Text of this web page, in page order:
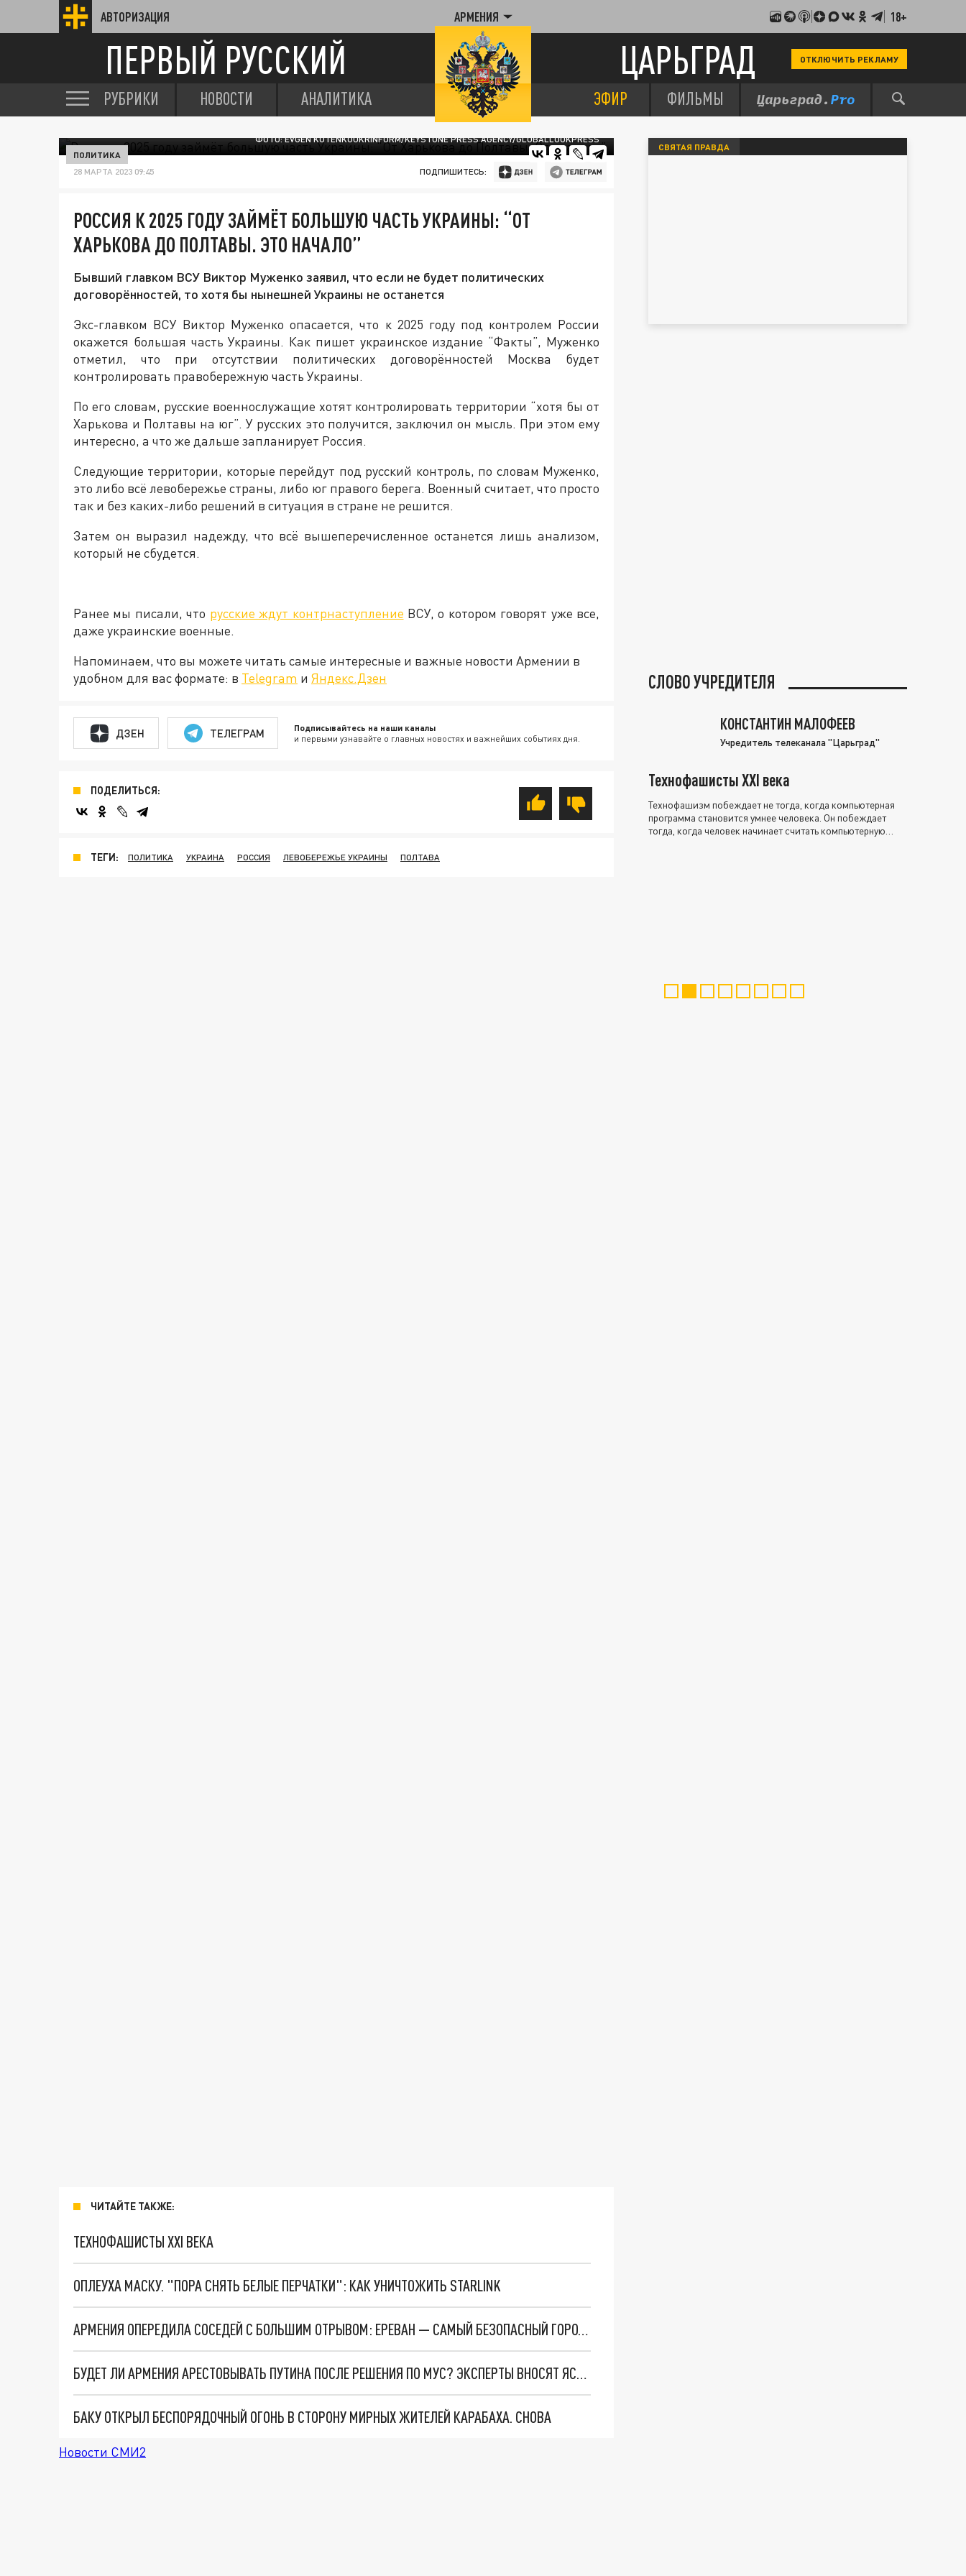
АВТОРИЗАЦИЯ АРМЕНИЯ 18+
ПЕРВЫЙ РУССКИЙ ЦАРЬГРАД ОТКЛЮЧИТЬ РЕКЛАМУ
РУБРИКИ НОВОСТИ АНАЛИТИКА ЭФИР ФИЛЬМЫ
ФОТО: EVGEN KOTENKOUKRINFORM/KEYSTONE PRESS AGENCY/GLOBALLOOKPRESS
ПОЛИТИКА
28 МАРТА 2023 09:45 ПОДПИШИТЕСЬ:
РОССИЯ К 2025 ГОДУ ЗАЙМЁТ БОЛЬШУЮ ЧАСТЬ УКРАИНЫ: “ОТ
ХАРЬКОВА ДО ПОЛТАВЫ. ЭТО НАЧАЛО”
Бывший главком ВСУ Виктор Муженко заявил, что если не будет политических
договорённостей, то хотя бы нынешней Украины не останется
Экс-главком ВСУ Виктор Муженко опасается, что к 2025 году под контролем России
окажется большая часть Украины. Как пишет украинское издание “Факты”, Муженко
отметил, что при отсутствии политических договорённостей Москва будет
контролировать правобережную часть Украины.
По его словам, русские военнослужащие хотят контролировать территории “хотя бы от
Харькова и Полтавы на юг”. У русских это получится, заключил он мысль. При этом ему
интересно, а что же дальше запланирует Россия.
Следующие территории, которые перейдут под русский контроль, по словам Муженко,
это либо всё левобережье страны, либо юг правого берега. Военный считает, что просто
так и без каких-либо решений в ситуация в стране не решится.
Затем он выразил надежду, что всё вышеперечисленное останется лишь анализом,
который не сбудется.
Ранее мы писали, что русские ждут контрнаступление ВСУ, о котором говорят уже все,
даже украинские военные.
Напоминаем, что вы можете читать самые интересные и важные новости Армении в
удобном для вас формате: в Telegram и Яндекс.Дзен
ДЗЕН ТЕЛЕГРАМ Подписывайтесь на наши каналы
и первыми узнавайте о главных новостях и важнейших событиях дня.
ПОДЕЛИТЬСЯ:
ТЕГИ: ПОЛИТИКА УКРАИНА РОССИЯ ЛЕВОБЕРЕЖЬЕ УКРАИНЫ ПОЛТАВА
ЧИТАЙТЕ ТАКЖЕ:
ТЕХНОФАШИСТЫ XXI ВЕКА
ОПЛЕУХА МАСКУ. "ПОРА СНЯТЬ БЕЛЫЕ ПЕРЧАТКИ": КАК УНИЧТОЖИТЬ STARLINK
АРМЕНИЯ ОПЕРЕДИЛА СОСЕДЕЙ С БОЛЬШИМ ОТРЫВОМ: ЕРЕВАН — САМЫЙ БЕЗОПАСНЫЙ ГОРОД В ЗАКАВКАЗЬЕ
БУДЕТ ЛИ АРМЕНИЯ АРЕСТОВЫВАТЬ ПУТИНА ПОСЛЕ РЕШЕНИЯ ПО МУС? ЭКСПЕРТЫ ВНОСЯТ ЯСНОСТЬ
БАКУ ОТКРЫЛ БЕСПОРЯДОЧНЫЙ ОГОНЬ В СТОРОНУ МИРНЫХ ЖИТЕЛЕЙ КАРАБАХА. СНОВА
Новости СМИ2
СВЯТАЯ ПРАВДА
СЛОВО УЧРЕДИТЕЛЯ
КОНСТАНТИН МАЛОФЕЕВ
Учредитель телеканала "Царьград"
Технофашисты XXI века
Технофашизм побеждает не тогда, когда компьютерная
программа становится умнее человека. Он побеждает
тогда, когда человек начинает считать компьютерную